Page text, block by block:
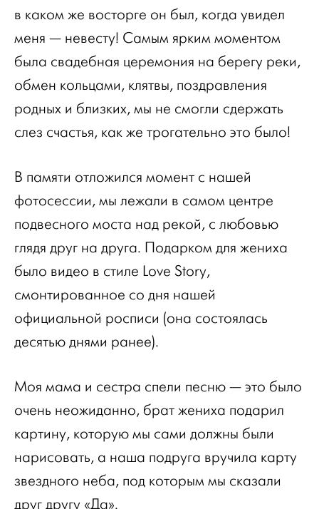
в каком же восторге он был, когда увидел
меня — невесту! Самым ярким моментом
была свадебная церемония на берегу реки,
обмен кольцами, клятвы, поздравления
родных и близких, мы не смогли сдержать
слез счастья, как же трогательно это было!
В памяти отложился момент с нашей
фотосессии, мы лежали в самом центре
подвесного моста над рекой, с любовью
глядя друг на друга. Подарком для жениха
было видео в стиле Love Story,
смонтированное со дня нашей
официальной росписи (она состоялась
десятью днями ранее).
Моя мама и сестра спели песню — это было
очень неожиданно, брат жениха подарил
картину, которую мы сами должны были
нарисовать, а наша подруга вручила карту
звездного неба, под которым мы сказали
друг другу «Да».